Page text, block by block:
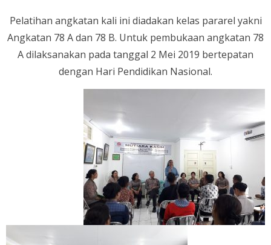
Pelatihan angkatan kali ini diadakan kelas pararel yakni
Angkatan 78 A dan 78 B. Untuk pembukaan angkatan 78
A dilaksanakan pada tanggal 2 Mei 2019 bertepatan
dengan Hari Pendidikan Nasional.